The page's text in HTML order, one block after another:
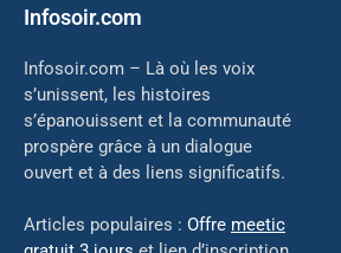
Infosoir.com
Infosoir.com – Là où les voix
s’unissent, les histoires
s’épanouissent et la communauté
prospère grâce à un dialogue
ouvert et à des liens significatifs.
Articles populaires : Offre meetic